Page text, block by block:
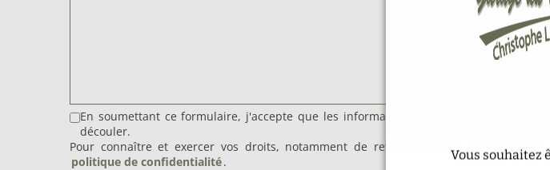
En soumettant ce formulaire, j'accepte que les informations saisies soient
découler.
Pour connaître et exercer vos droits, notamment de retrait de votre
politique de confidentialité. Vous souhaitez